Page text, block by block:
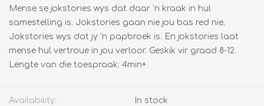
Mense se jokstories wys dat daar ’n kraak in hul
samestelling is. Jokstories gaan nie jou bas red nie.
Jokstories wys dat jy ’n papbroek is. En jokstories laat
mense hul vertroue in jou verloor. Geskik vir graad 8-12.
Lengte van die toespraak: 4min+
Availability: In stock